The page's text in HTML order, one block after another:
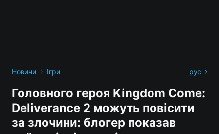
Новини › Ігри рус
Головного героя Kingdom Come:
Deliverance 2 можуть повісити
за злочини: блогер показав